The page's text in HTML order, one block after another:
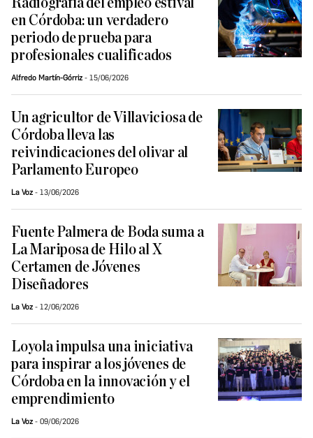
Radiografía del empleo estival
en Córdoba: un verdadero
periodo de prueba para
profesionales cualificados
Alfredo Martín-Górriz 15/06/2026
Un agricultor de Villaviciosa de
Córdoba lleva las
reivindicaciones del olivar al
Parlamento Europeo
La Voz 13/06/2026
Fuente Palmera de Boda suma a
La Mariposa de Hilo al X
Certamen de Jóvenes
Diseñadores
La Voz 12/06/2026
Loyola impulsa una iniciativa
para inspirar a los jóvenes de
Córdoba en la innovación y el
emprendimiento
La Voz 09/06/2026